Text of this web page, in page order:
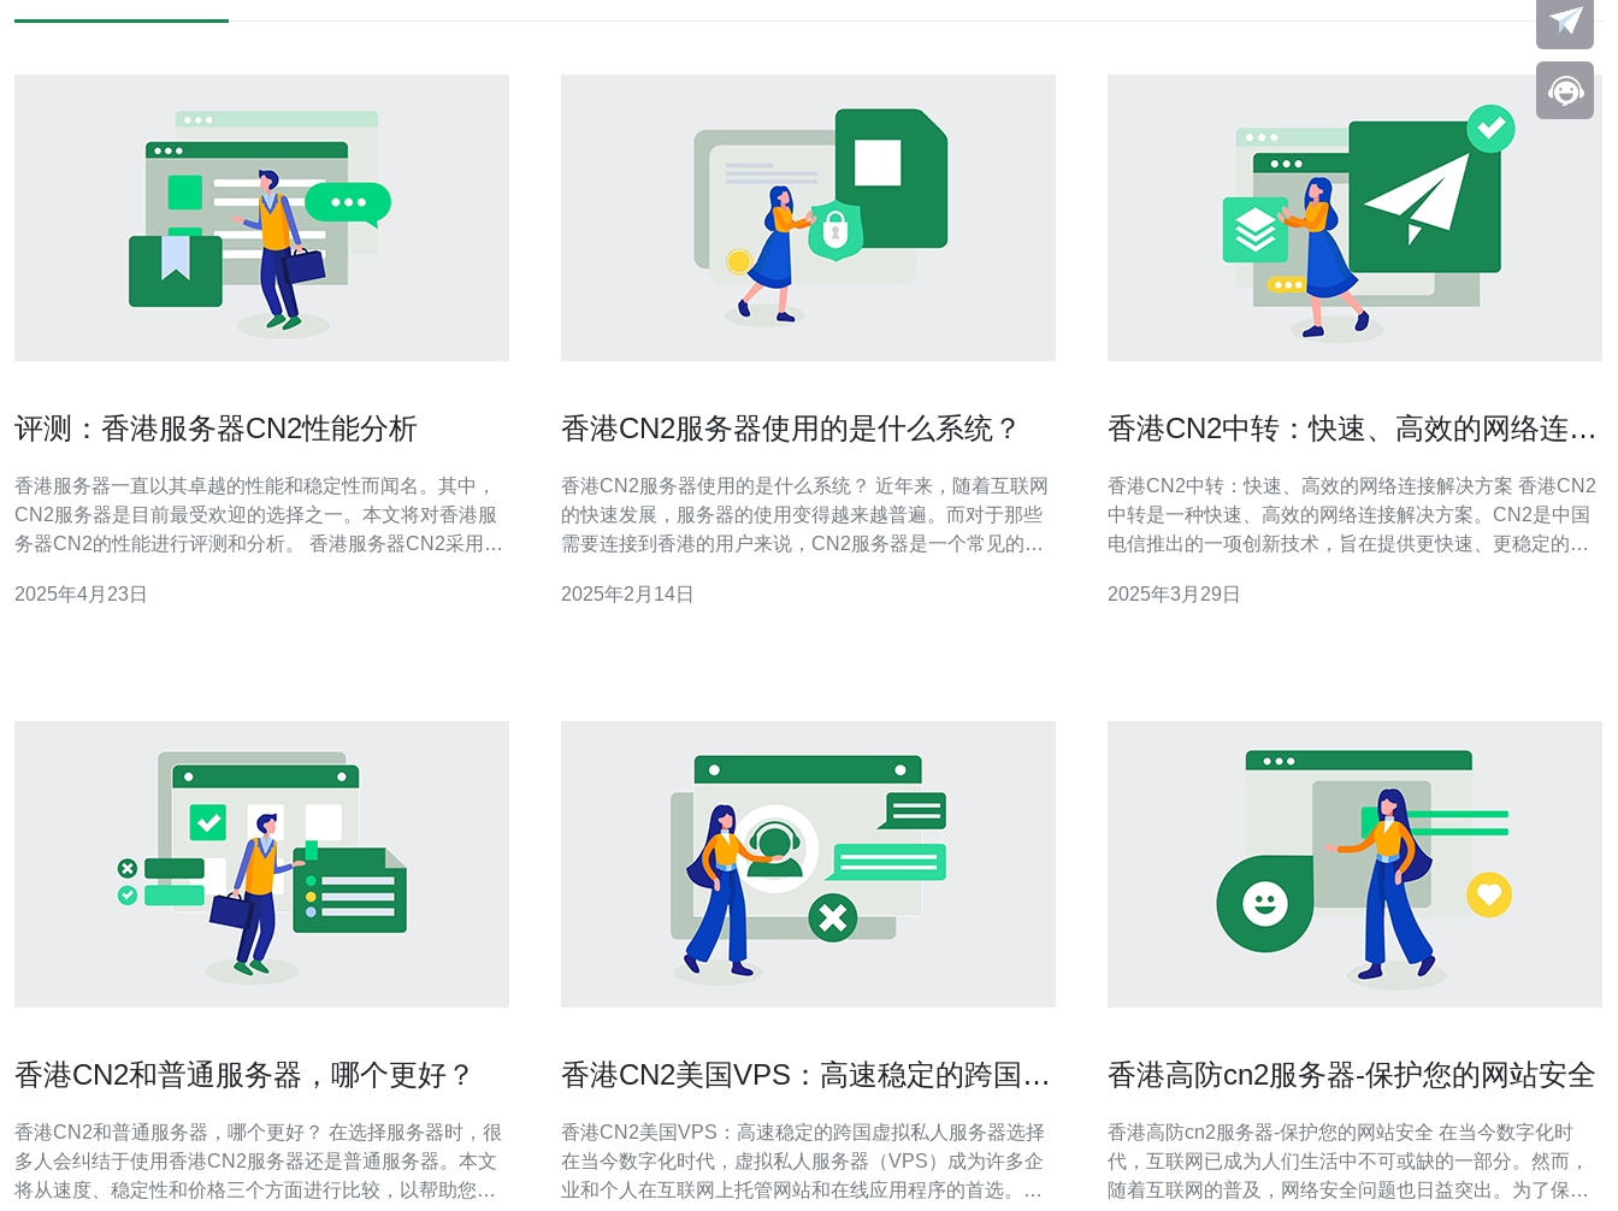
评测：香港服务器CN2性能分析
香港服务器一直以其卓越的性能和稳定性而闻名。其中，
CN2服务器是目前最受欢迎的选择之一。本文将对香港服
务器CN2的性能进行评测和分析。 香港服务器CN2采用最
量的内存和快速的存储设备，以及高速的网络连接。这些
2025年4月23日
香港CN2服务器使用的是什么系统？
香港CN2服务器使用的是什么系统？ 近年来，随着互联网
的快速发展，服务器的使用变得越来越普遍。而对于那些
需要连接到香港的用户来说，CN2服务器是一个常见的选
们将详细介绍。 CN2服务器是指由中国电信运营的中国网
2025年2月14日
香港CN2中转：快速、高效的网络连接
香港CN2中转：快速、高效的网络连接解决方案 香港CN2
中转是一种快速、高效的网络连接解决方案。CN2是中国
电信推出的一项创新技术，旨在提供更快速、更稳定的网
术采用了先进的网络传输协议，能够提供更快速、更稳定
2025年3月29日
香港CN2和普通服务器，哪个更好？
香港CN2和普通服务器，哪个更好？ 在选择服务器时，很
多人会纠结于使用香港CN2服务器还是普通服务器。本文
将从速度、稳定性和价格三个方面进行比较，以帮助您做
香港CN2美国VPS：高速稳定的跨国虚
香港CN2美国VPS：高速稳定的跨国虚拟私人服务器选择
在当今数字化时代，虚拟私人服务器（VPS）成为许多企
业和个人在互联网上托管网站和在线应用程序的首选。当
香港高防cn2服务器-保护您的网站安全
香港高防cn2服务器-保护您的网站安全 在当今数字化时
代，互联网已成为人们生活中不可或缺的一部分。然而，
随着互联网的普及，网络安全问题也日益突出。为了保护